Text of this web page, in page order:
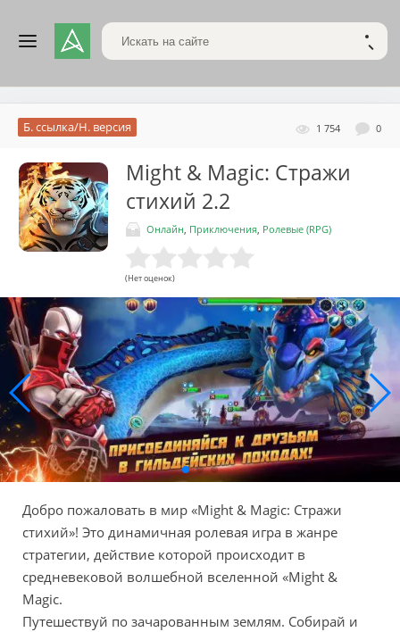
Поиск по сайту
1 754 0
Б. ссылка/Н. версия
Might & Magic: Стражи
стихий 2.2
Онлайн Приключения Ролевые (RPG)
(Нет оценок)
Добро пожаловать в мир «Might & Magic: Стражи
стихий»! Это динамичная ролевая игра в жанре
стратегии, действие которой происходит в
средневековой волшебной вселенной «Might &
Magic.
Путешествуй по зачарованным землям. Собирай и